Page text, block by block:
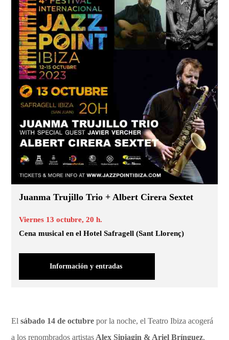
Juanma Trujillo Trio + Albert Cirera Sextet
Viernes 13 octubre, 20 h.
Cena musical en el Hotel Safragell (Sant Llorenç)
Información y entradas
Elsábado 14 de octubre por la noche, el Teatro Ibiza acogerá
a los renombrados artistas Alex Sipiagin & Ariel Brínguez,